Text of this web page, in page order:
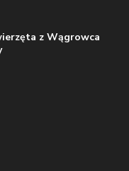
z Wągrowca